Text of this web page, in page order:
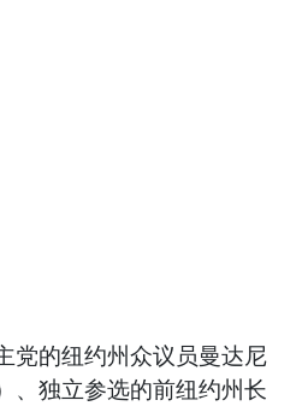
党的纽约州众议员曼达尼
、独立参选的前纽约州长